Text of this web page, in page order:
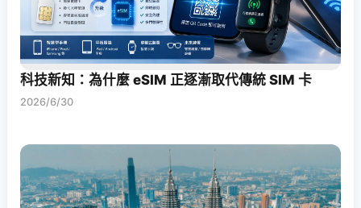
科技新知：為什麼 eSIM 正逐漸取代傳統 SIM 卡
2026/6/30